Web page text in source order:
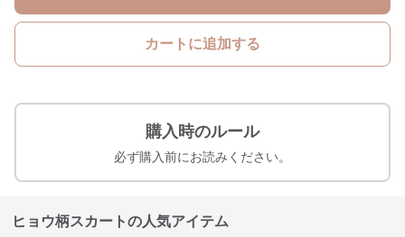
カートに追加する
購入時のルール
必ず購入前にお読みください。
ヒョウ柄スカートの人気アイテム